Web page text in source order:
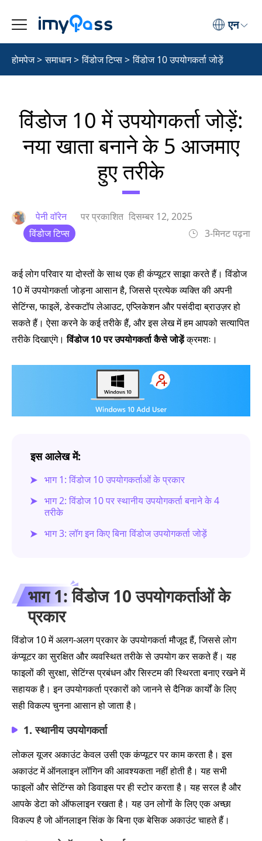
एन
होमपेज> समाधान> विंडोज टिप्स> विंडोज 10 उपयोगकर्ता जोड़ें
विंडोज 10 में उपयोगकर्ता जोड़ें:
नया खाता बनाने के 5 आजमाए
हुए तरीके
पेनी वॉरेन पर प्रकाशित दिसम्बर 12, 2025
विंडोज टिप्स
3-मिनट पढ़ना
कई लोग परिवार या दोस्तों के साथ एक ही कंप्यूटर साझा करते हैं। विंडोज
10 में उपयोगकर्ता जोड़ना आसान है, जिससे प्रत्येक व्यक्ति की अपनी
सेटिंग्स, फाइलें, डेस्कटॉप लेआउट, एप्लिकेशन और पसंदीदा ब्राउज़र हो
सकते हैं। ऐसा करने के कई तरीके हैं, और इस लेख में हम आपको सत्यापित
तरीके दिखाएंगे।विंडोज 10 पर उपयोगकर्ता कैसे जोड़ेंक्रमशः।
इस आलेख में:
भाग 1: विंडोज 10 उपयोगकर्ताओं के प्रकार
भाग 2: विंडोज 10 पर स्थानीय उपयोगकर्ता बनाने के 4
तरीके
भाग 3: लॉग इन किए बिना विंडोज उपयोगकर्ता जोड़ें
भाग 1: विंडोज 10 उपयोगकर्ताओं के
प्रकार
विंडोज 10 में अलग-अलग प्रकार के उपयोगकर्ता मौजूद हैं, जिससे लोग
कंप्यूटर का सुरक्षित और व्यवस्थित तरीके से उपयोग कर सकते हैं। यह
फाइलों की सुरक्षा, सेटिंग्स प्रबंधन और सिस्टम की स्थिरता बनाए रखने में
सहायक है। इन उपयोगकर्ता प्रकारों को जानने से दैनिक कार्यों के लिए
सही विकल्प चुनना आसान हो जाता है।
1. स्थानीय उपयोगकर्ता
लोकल यूजर अकाउंट केवल उसी एक कंप्यूटर पर काम करता है। इस
अकाउंट में ऑनलाइन लॉगिन की आवश्यकता नहीं होती है। यह सभी
फाइलों और सेटिंग्स को डिवाइस पर ही स्टोर करता है। यह सरल है और
आपके डेटा को ऑफलाइन रखता है। यह उन लोगों के लिए एक अच्छा
विकल्प है जो ऑनलाइन सिंक के बिना एक बेसिक अकाउंट चाहते हैं।